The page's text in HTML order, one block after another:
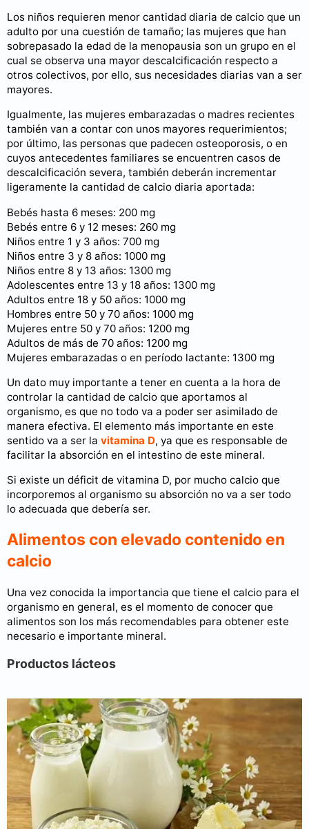
Los niños requieren menor cantidad diaria de calcio que un
adulto por una cuestión de tamaño; las mujeres que han
sobrepasado la edad de la menopausia son un grupo en el
cual se observa una mayor descalcificación respecto a
otros colectivos, por ello, sus necesidades diarias van a ser
mayores.
Igualmente, las mujeres embarazadas o madres recientes
también van a contar con unos mayores requerimientos;
por último, las personas que padecen osteoporosis, o en
cuyos antecedentes familiares se encuentren casos de
descalcificación severa, también deberán incrementar
ligeramente la cantidad de calcio diaria aportada:
Bebés hasta 6 meses: 200 mg
Bebés entre 6 y 12 meses: 260 mg
Niños entre 1 y 3 años: 700 mg
Niños entre 3 y 8 años: 1000 mg
Niños entre 8 y 13 años: 1300 mg
Adolescentes entre 13 y 18 años: 1300 mg
Adultos entre 18 y 50 años: 1000 mg
Hombres entre 50 y 70 años: 1000 mg
Mujeres entre 50 y 70 años: 1200 mg
Adultos de más de 70 años: 1200 mg
Mujeres embarazadas o en período lactante: 1300 mg
Un dato muy importante a tener en cuenta a la hora de
controlar la cantidad de calcio que aportamos al
organismo, es que no todo va a poder ser asimilado de
manera efectiva. El elemento más importante en este
sentido va a ser la vitamina D, ya que es responsable de
facilitar la absorción en el intestino de este mineral.
Si existe un déficit de vitamina D, por mucho calcio que
incorporemos al organismo su absorción no va a ser todo
lo adecuada que debería ser.
Alimentos con elevado contenido en
calcio
Una vez conocida la importancia que tiene el calcio para el
organismo en general, es el momento de conocer que
alimentos son los más recomendables para obtener este
necesario e importante mineral.
Productos lácteos